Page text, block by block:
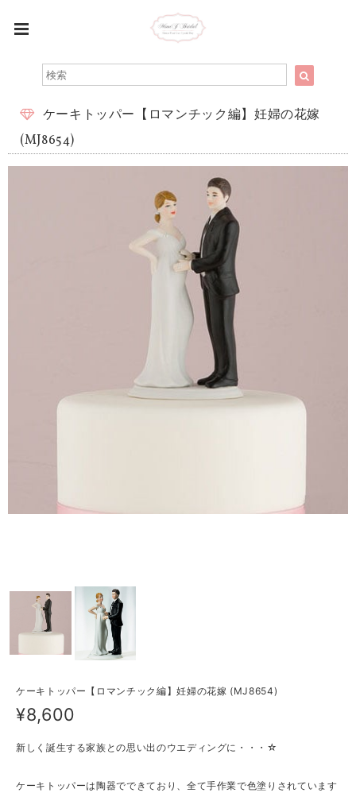
ケーキトッパー【ロマンチック編】妊婦の花嫁
(MJ8654)
ケーキトッパー【ロマンチック編】妊婦の花嫁 (MJ8654)
¥8,600
新しく誕生する家族との思い出のウエディングに・・・☆
ケーキトッパーは陶器でできており、全て手作業で色塗りされています